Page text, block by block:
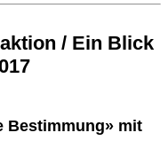
/ Ein Blick
Bestimmung» mit